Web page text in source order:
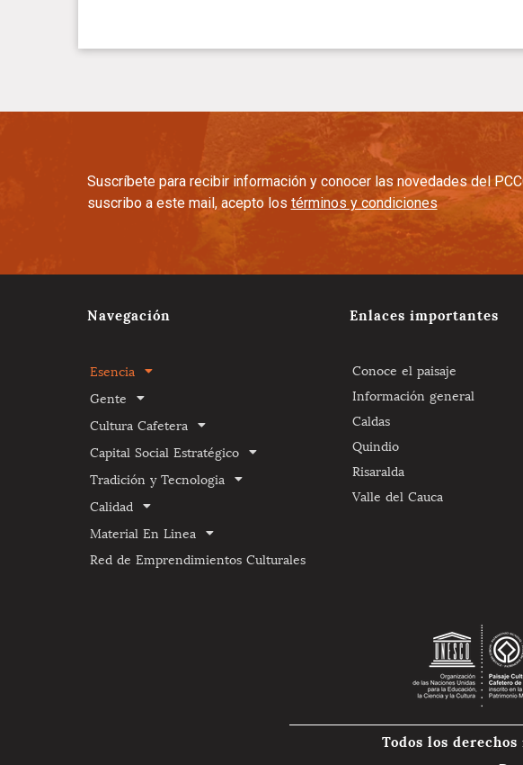
Suscríbete para recibir información y conocer las novedades del
suscribo a este mail, acepto los términos y condiciones
Navegación
Esencia
Gente
Cultura Cafetera
Capital Social Estratégico
Tradición y Tecnologia
Calidad
Material En Linea
Red de Emprendimientos Culturales
Enlaces importantes
Conoce el paisaje
Información general
Caldas
Quindio
Risaralda
Valle del Cauca
Todos los